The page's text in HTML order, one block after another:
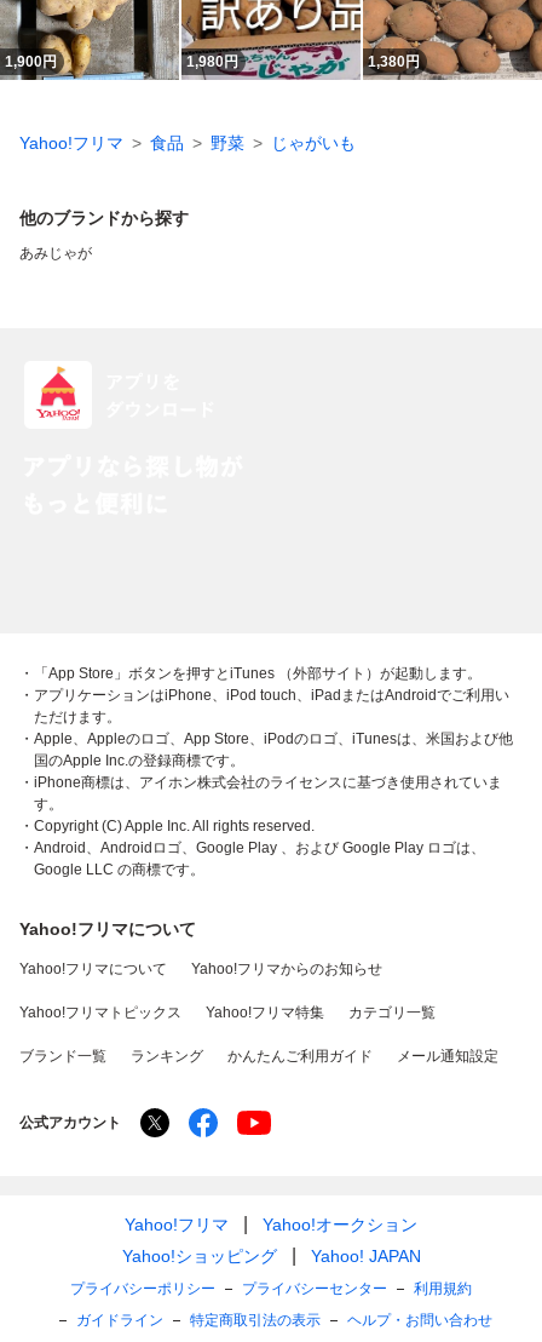
1,900円 1,980円 1,380円
Yahoo!フリマ 食品 野菜 じゃがいも
他のブランドから探す
あみじゃが
・「App Store」ボタンを押すとiTunes （外部サイト）が起動します。
・アプリケーションはiPhone、iPod touch、iPadまたはAndroidでご利用い
ただけます。
・Apple、Appleのロゴ、App Store、iPodのロゴ、iTunesは、米国および他
国のApple Inc.の登録商標です。
・iPhone商標は、アイホン株式会社のライセンスに基づき使用されていま
す。
・Copyright (C) Apple Inc. All rights reserved.
・Android、Androidロゴ、Google Play 、および Google Play ロゴは、
Google LLC の商標です。
Yahoo!フリマについて
Yahoo!フリマについて Yahoo!フリマからのお知らせ
Yahoo!フリマトピックス Yahoo!フリマ特集 カテゴリ一覧
ブランド一覧 ランキング かんたんご利用ガイド メール通知設定
公式アカウント
Yahoo!フリマ
Yahoo!オークション
Yahoo!ショッピング
Yahoo! JAPAN
プライバシーポリシー プライバシーセンター
利用規約
ガイドライン
特定商取引法の表示
ヘルプ・お問い合わせ